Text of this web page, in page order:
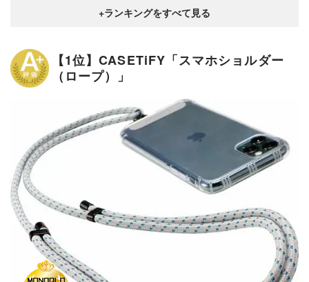
【1位】CASETiFY「スマホショルダー
（ロープ）」